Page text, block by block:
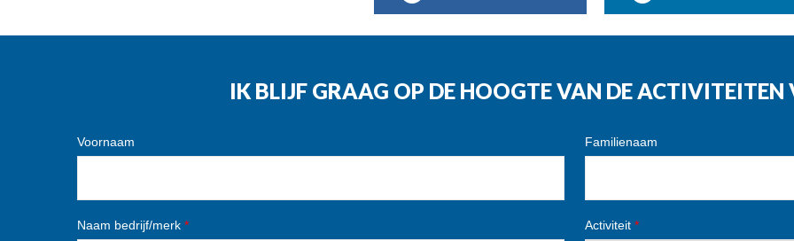
IK BLIJF GRAAG OP DE HOOGTE VAN DE
Voornaam Familienaam
Naam bedrijf/merk * Activiteit*